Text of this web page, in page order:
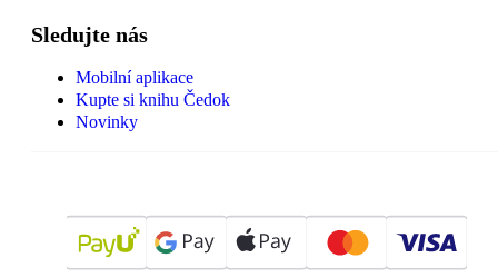
Sledujte nás
Mobilní aplikace
Kupte si knihu Čedok
Novinky